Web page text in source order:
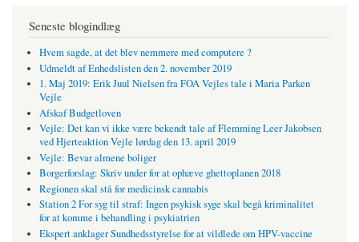
Seneste blogindlæg
Hvem sagde, at det blev nemmere med computere ?
Udmeldt af Enhedslisten den 2. november 2019
1. Maj 2019: Erik Juul Nielsen fra FOA Vejles tale i Maria Parken
Vejle
Afskaf Budgetloven
Vejle: Det kan vi ikke være bekendt tale af Flemming Leer Jakobsen
ved Hjerteaktion Vejle lørdag den 13. april 2019
Vejle: Bevar almene boliger
Borgerforslag: Skriv under for at ophæve ghettoplanen 2018
Regionen skal stå for medicinsk cannabis
Station 2 For syg til straf: Ingen psykisk syge skal begå kriminalitet
for at komme i behandling i psykiatrien
Ekspert anklager Sundhedsstyrelse for at vildlede om HPV-vaccine